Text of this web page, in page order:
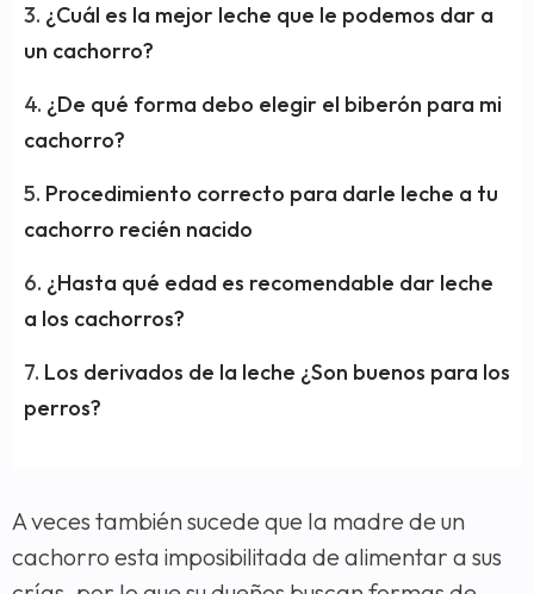
¿Cuál es la mejor leche que le podemos dar a
un cachorro?
¿De qué forma debo elegir el biberón para mi
cachorro?
Procedimiento correcto para darle leche a tu
cachorro recién nacido
¿Hasta qué edad es recomendable dar leche
a los cachorros?
Los derivados de la leche ¿Son buenos para los
perros?
A veces también sucede que la madre de un
cachorro esta imposibilitada de alimentar a sus